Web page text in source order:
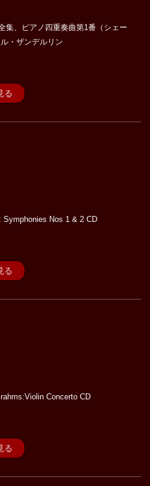
集、ピアノ四重奏曲第1番（シェー
・ザンデルリン
る
Symphonies Nos 1 & 2 CD
る
Concerto CD
る